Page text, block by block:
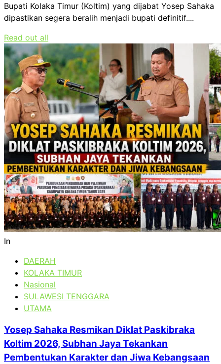
Bupati Kolaka Timur (Koltim) yang dijabat Yosep Sahaka
dipastikan segera beralih menjadi bupati definitif....
Read out all
In
DAERAH
KOLAKA TIMUR
Nasional
SULAWESI TENGGARA
UTAMA
Yosep Sahaka Resmikan Diklat Paskibraka
Koltim 2026, Subhan Jaya Tekankan
Pembentukan Karakter dan Jiwa Kebangsaan